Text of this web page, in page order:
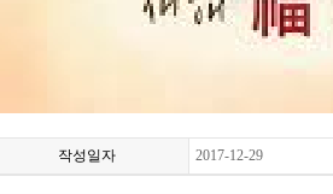
작성일자 2017-12-29